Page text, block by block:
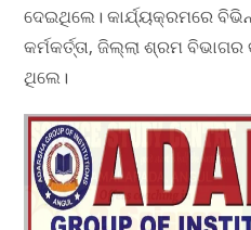
ଦେଇଥିଲେ। କାର୍ଯ୍ୟକ୍ରମରେ
କର୍ମକର୍ତ୍ତା, ଜିଲ୍ଲା ଶ୍ରମ
ଥିଲେ।